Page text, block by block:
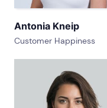
Antonia Kneip
Customer Happiness